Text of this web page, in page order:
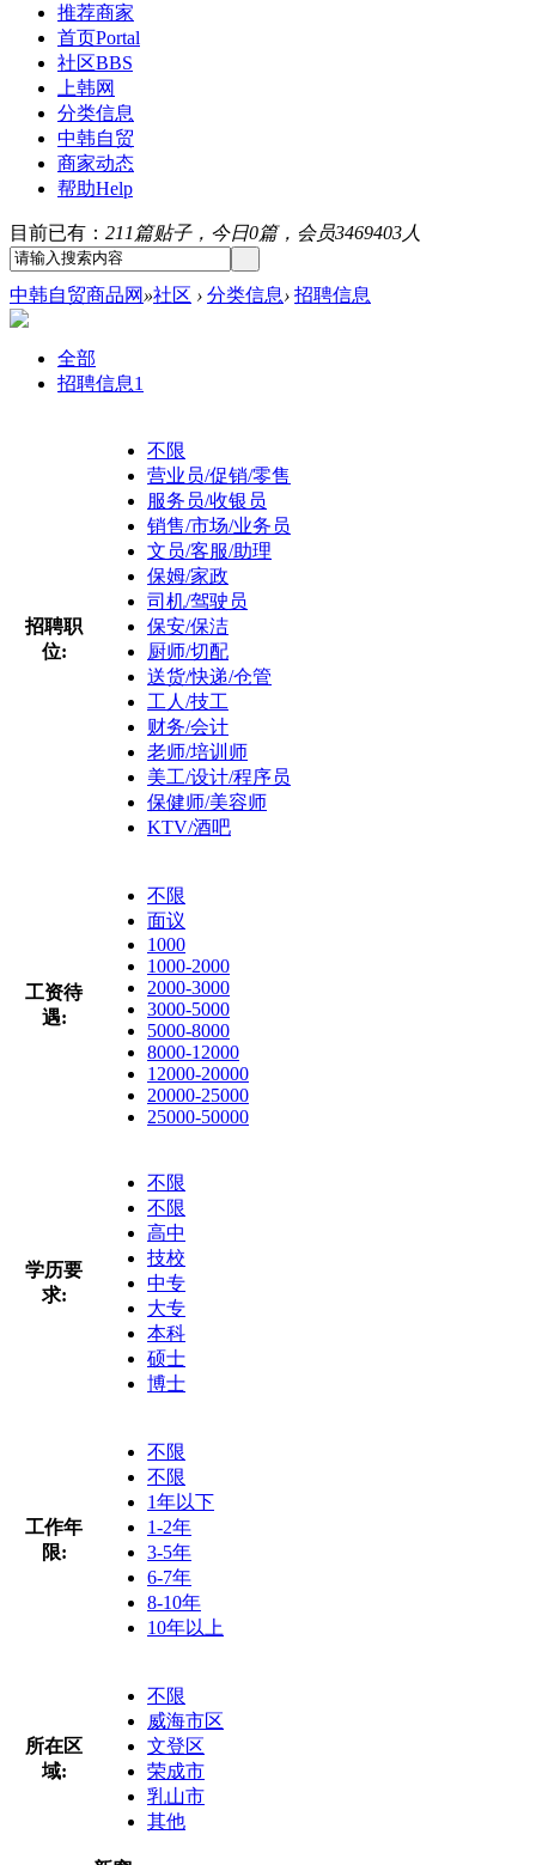
推荐商家
首页Portal
社区BBS
上韩网
分类信息
中韩自贸
商家动态
帮助Help
目前已有： 211篇贴子，今日0篇，会员3469403人
中韩自贸商品网 »社区 › 分类信息› 招聘信息
全部
招聘信息1
招聘职
位:
不限
营业员/促销/零售
服务员/收银员
销售/市场/业务员
文员/客服/助理
保姆/家政
司机/驾驶员
保安/保洁
厨师/切配
送货/快递/仓管
工人/技工
财务/会计
老师/培训师
美工/设计/程序员
保健师/美容师
KTV/酒吧
工资待
遇:
不限
面议
1000
1000-2000
2000-3000
3000-5000
5000-8000
8000-12000
12000-20000
20000-25000
25000-50000
学历要
求:
不限
不限
高中
技校
中专
大专
本科
硕士
博士
工作年
限:
不限
不限
1年以下
1-2年
3-5年
6-7年
8-10年
10年以上
所在区
域:
不限
威海市区
文登区
荣成市
乳山市
其他